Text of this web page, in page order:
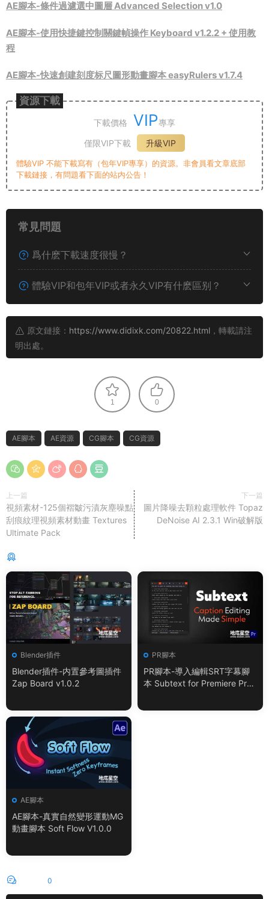
AE腳本-條件過濾選中圖層 Advanced Selection v1.0
AE腳本-使用快捷鍵控制關鍵幀操作 Keyboard v1.2.2 + 使用教
程
AE腳本-快速創建刻度标尺圖形動畫腳本 easyRulers v1.7.4
資源下載
下載價格 VIP專享
僅限VIP下載
升級VIP
體驗VIP 不能下載寫有（包年VIP專享）的資源。非會員看文章底部
下載鏈接，有問題看下面的站内公告！
常見問題
爲什麽下載速度很慢？
體驗VIP和包年VIP或者永久VIP有什麽區别？
原文鏈接： https://www.didixk.com/20822.html ，轉載請注
明出處。
1 0
AE腳本 AE資源 CG腳本 CG資源
上一篇
視頻素材-125個褶皺污漬灰塵噪點
刮痕紋理視頻素材動畫 Textures
Ultimate Pack
下一篇
圖片降噪去顆粒處理軟件 Topaz
DeNoise AI 2.3.1 Win破解版
Blender插件
Blender插件-内置參考圖插件
Zap Board v1.0.2
PR腳本
PR腳本-導入編輯SRT字幕腳
本 Subtext for Premiere Pro
AE腳本
AE腳本-真實自然變形運動MG
動畫腳本 Soft Flow V1.0.0
0